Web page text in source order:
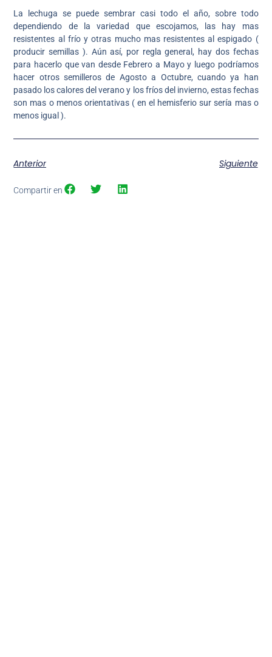
La lechuga se puede sembrar casi todo el año, sobre todo
dependiendo de la variedad que escojamos, las hay mas
resistentes al frío y otras mucho mas resistentes al espigado (
producir semillas ). Aún así, por regla general, hay dos fechas
para hacerlo que van desde Febrero a Mayo y luego podríamos
hacer otros semilleros de Agosto a Octubre, cuando ya han
pasado los calores del verano y los fríos del invierno, estas fechas
son mas o menos orientativas ( en el hemisferio sur sería mas o
menos igual ).
Anterior Siguiente
Compartir en